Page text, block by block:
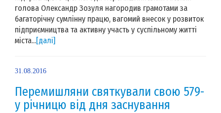
голова Олександр Зозуля нагородив грамотами за
багаторічну сумлінну працю, вагомий внесок у розвиток
підприємництва та активну участь у суспільному житті
міста...[далі]
31.08.2016
Перемишляни святкували свою 579-
у річницю від дня заснування